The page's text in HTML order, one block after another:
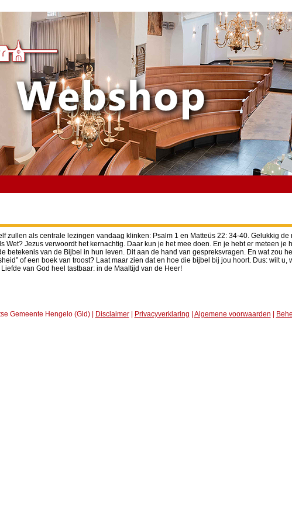
als centrale lezingen vandaag klinken: Psalm 1 en Matteüs 22: 34-40. Gelukkig
Jezus verwoordt het kernachtig. Daar kun je het mee doen. En je hebt er meteen je
betekenis van de Bijbel in hun leven. Dit aan de hand van gespreksvragen. En wat zou
of een boek van troost? Laat maar zien dat en hoe die bijbel bij jou hoort. Dus: wilt
van God heel tastbaar: in de Maaltijd van de Heer!
Gemeente Hengelo (Gld) | Disclaimer| Privacyverklaring Algemene voorwaarden